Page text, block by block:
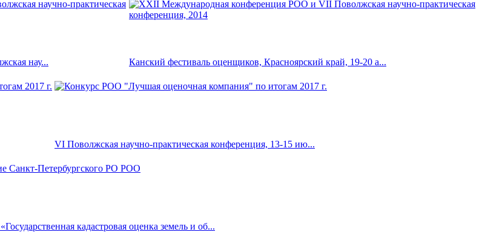
нау... Канский фестиваль оценщиков, Красноярский край, 19-20 а...
VI Поволжская научно-практическая конференция, 13-15 ию...
кадастровая оценка земель и об...